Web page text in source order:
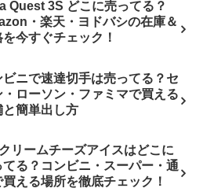
Quest 3S どこに売ってる？
・楽天・ヨドバシの在庫＆
今すぐチェック！
ビニで速達切手は売ってる？セ
・ローソン・ファミマで買える
と簡単出し方
リームチーズアイスはどこに
てる？コンビニ・スーパー・通
買える場所を徹底チェック！